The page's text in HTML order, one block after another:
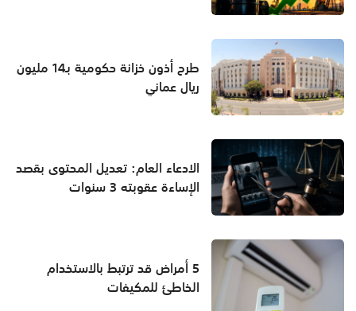
طرح أذون خزانة حكومية بـ14 مليون
ريال عماني
الادعاء العام: تعديل المحتوى بقصد
الإساءة عقوبته 3 سنوات
5 أمراض قد ترتبط بالاستخدام
الخاطئ للمكيفات